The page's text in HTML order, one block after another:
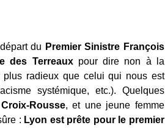
du Premier Sinistre François
des Terreauxpour dire non à la
plus radieux que celui qui nous est
systémique, etc.). Quelques
Rousse, et une jeune femme
: Lyon est prête pour le premier